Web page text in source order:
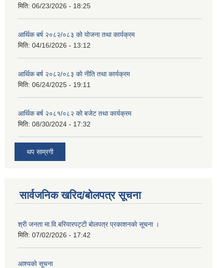
मिति: 06/23/2026 - 18:25
आर्थिक बर्ष २०८२/०८३ काे याेजना तथा कार्यक्रम
मिति: 04/16/2026 - 13:12
आर्थिक बर्ष २०८२/०८३ काे नीति तथा कार्यक्रम
मिति: 06/24/2025 - 19:11
आर्थिक बर्ष २०८१/०८२ को बजेट तथा कार्यक्रम
मिति: 08/30/2024 - 17:32
थप साम्रगी
सार्वजनिक खरिद/बोलपत्र सूचना
श्री जनता मा.वि.बरियारपट्टी बाेलपत्र प्रकाशनकाे सूचना ।
मिति: 07/02/2026 - 17:42
आश्यकाे सूचना